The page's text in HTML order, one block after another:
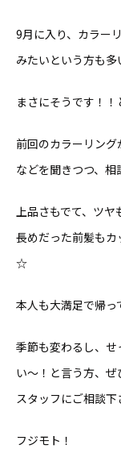
9月に入り、カラー
みたいという方も多
まさにそうです！
前回のカラーリン
などを聞きつつ、相
上品さもでて、ツ
長めだった前髪も
☆
本人も大満足で帰っ
季節も変わるし、
い〜！と言う方、ぜ
スタッフにご相談
フジモト！